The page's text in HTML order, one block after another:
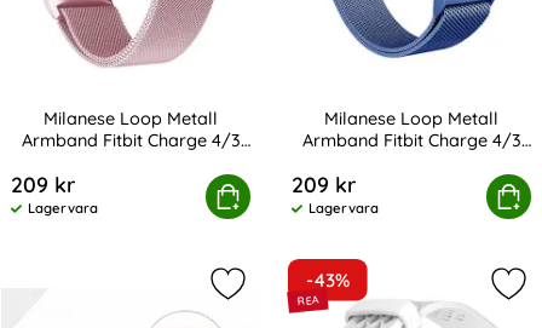
Milanese Loop Metall
Armband Fitbit Charge 4/3
209 kr
Tillgänglighet:
Lagervara
Köp
Loop Metall Armband Fitbit Charge 4/3 Ljus Rosa
Milanese Loop Metall
Armband Fitbit Charge 4/3
209 kr
Tillgänglighet:
Lagervara
Köp
Milanese Loop Metall
Markera Äkta Läder Armband
-43%